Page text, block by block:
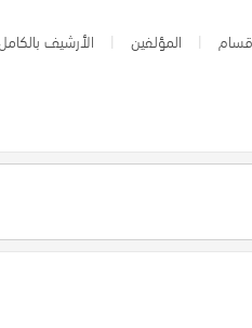
المؤلفين الأرشيف